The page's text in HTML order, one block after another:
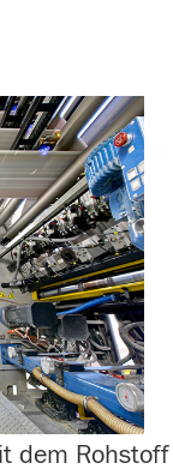
dem Rohstoff